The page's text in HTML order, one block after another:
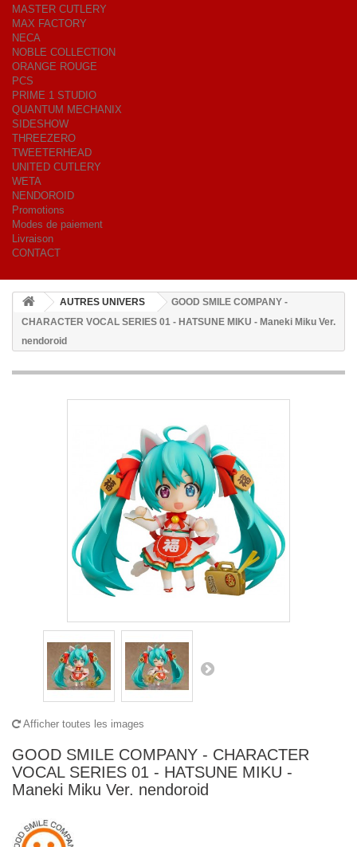
MASTER CUTLERY
MAX FACTORY
NECA
NOBLE COLLECTION
ORANGE ROUGE
PCS
PRIME 1 STUDIO
QUANTUM MECHANIX
SIDESHOW
THREEZERO
TWEETERHEAD
UNITED CUTLERY
WETA
NENDOROID
Promotions
Modes de paiement
Livraison
CONTACT
AUTRES UNIVERS
GOOD SMILE COMPANY -
CHARACTER VOCAL SERIES 01 - HATSUNE MIKU - Maneki Miku Ver.
nendoroid
Afficher toutes les images
GOOD SMILE COMPANY - CHARACTER
VOCAL SERIES 01 - HATSUNE MIKU -
Maneki Miku Ver. nendoroid